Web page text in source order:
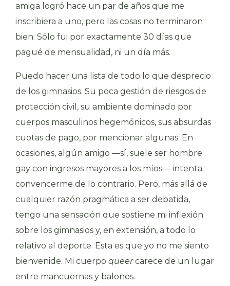
amiga logró hace un par de años que me
inscribiera a uno, pero las cosas no terminaron
bien. Sólo fui por exactamente 30 días que
pagué de mensualidad, ni un día más.
Puedo hacer una lista de todo lo que desprecio
de los gimnasios. Su poca gestión de riesgos de
protección civil, su ambiente dominado por
cuerpos masculinos hegemónicos, sus absurdas
cuotas de pago, por mencionar algunas. En
ocasiones, algún amigo —sí, suele ser hombre
gay con ingresos mayores a los míos— intenta
convencerme de lo contrario. Pero, más allá de
cualquier razón pragmática a ser debatida,
tengo una sensación que sostiene mi inflexión
sobre los gimnasios y, en extensión, a todo lo
relativo al deporte. Esta es que yo no me siento
bienvenide. Mi cuerpo queercarece de un lugar
entre mancuernas y balones.